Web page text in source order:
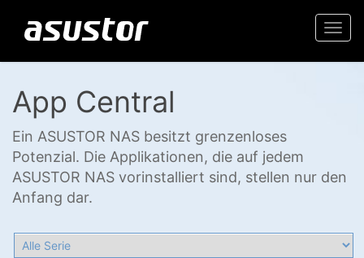
App Central
Ein ASUSTOR NAS besitzt grenzenloses
Potenzial. Die Applikationen, die auf jedem
ASUSTOR NAS vorinstalliert sind, stellen nur den
Anfang dar.